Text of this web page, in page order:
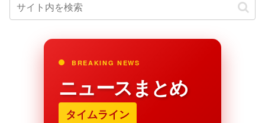
BREAKING NEWS
ニュースまとめ
タイムライン